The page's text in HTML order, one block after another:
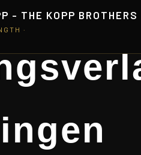
- THE KOPP BROTHERS
·